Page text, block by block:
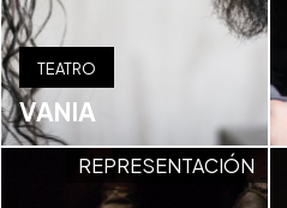
TEATRO
VANIA
REPRESENTACIÓN